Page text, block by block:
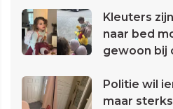
Kleuters
naar bed
gewoon bij
Politie wil
maar